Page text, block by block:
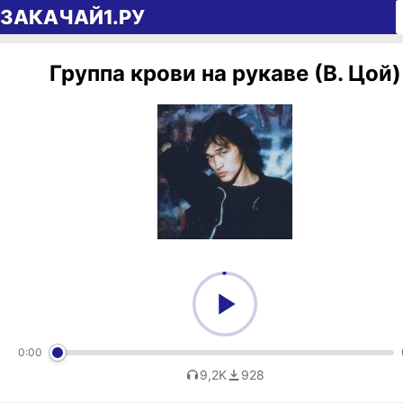
Перейти к содержимому
ЗАКАЧАЙ1.РУ
Группа крови на рукаве (В. Цой)
0:00
9,2K 928